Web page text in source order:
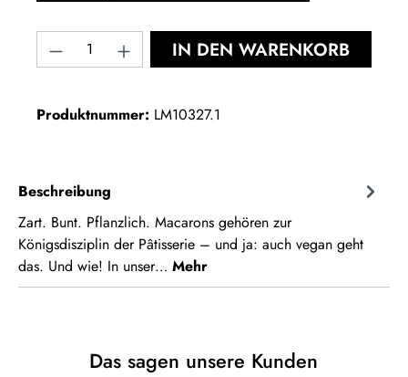
Produkt Anzahl: Gib den gewünschten
IN DEN WARENKORB
Produktnummer: LM10327.1
Beschreibung
Zart. Bunt. Pflanzlich. Macarons gehören zur
Königsdisziplin der Pâtisserie – und ja: auch vegan geht
das. Und wie! In unser… Mehr
Das sagen unsere Kunden